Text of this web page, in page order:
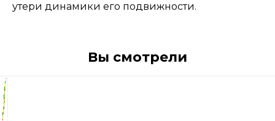
утери динамики его подвижности.
Вы смотрели